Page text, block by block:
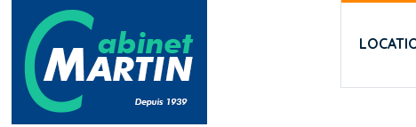
Aller au contenu principal